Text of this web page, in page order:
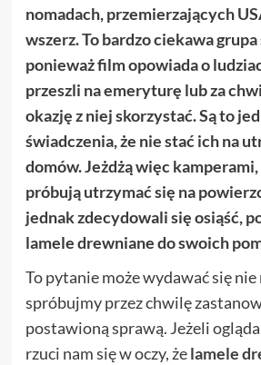
nomadach, przemierzających
wszerz. To bardzo ciekawa grupa
ponieważ film opowiada o
przeszli na emeryturę lub za
okazję z niej skorzystać. Są to
świadczenia, że nie stać ich na
domów. Jeżdżą więc
próbują utrzymać się na
jednak zdecydowali się osiąść,
lamele drewniane do swoich
To pytanie może wydawać się nie
spróbujmy przez chwilę
postawioną sprawą. Jeżeli
rzuci nam się w oczy, żelamele